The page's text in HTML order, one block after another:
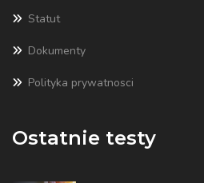
Statut
Dokumenty
Polityka prywatnosci
Ostatnie testy